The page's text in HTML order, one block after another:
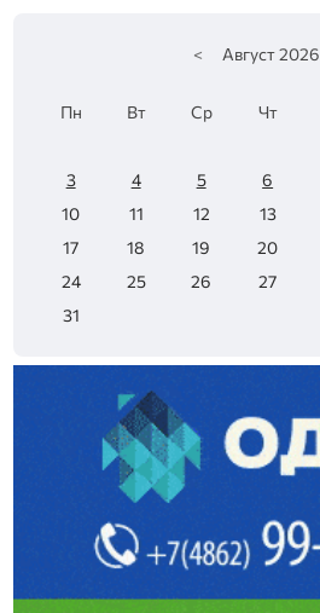
< Август 2026
Пн Вт Ср Чт
3
4 5 6
10
11 12 13
17
18 19 20
24
25 26 27
31